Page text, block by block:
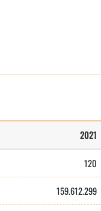
2021
120
159.612.299